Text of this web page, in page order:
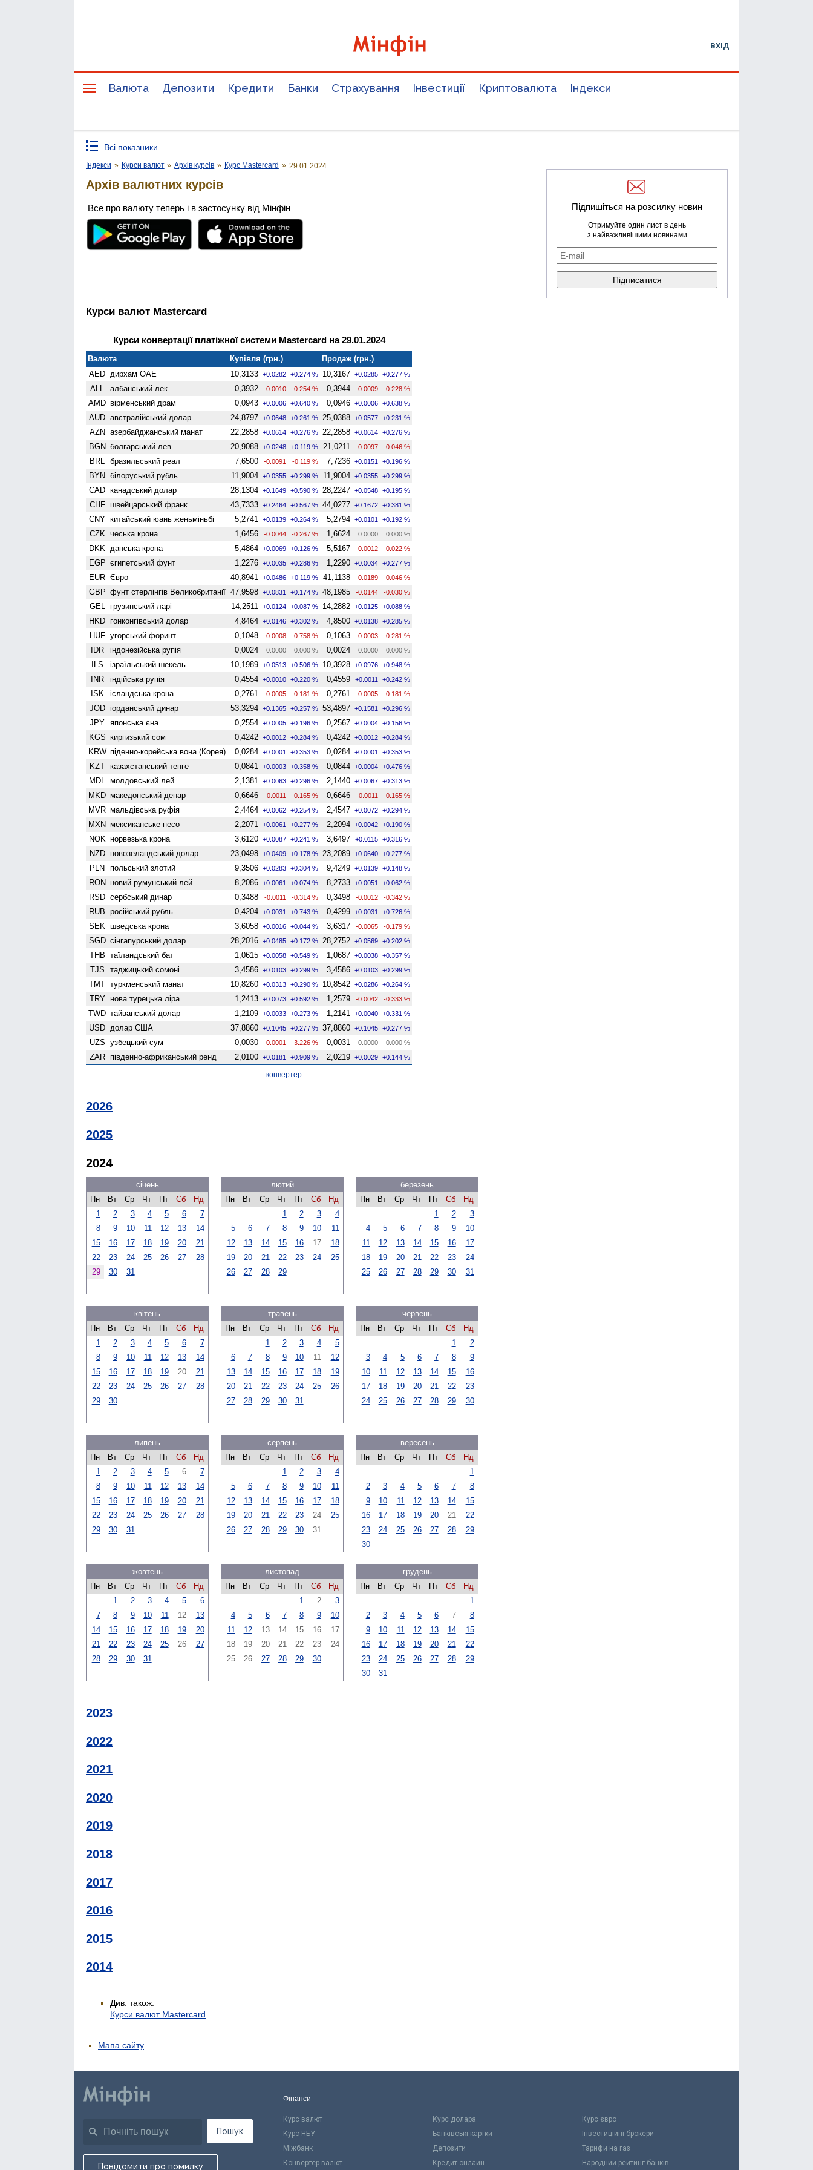
ВХІД
Валюта Депозити Кредити Банки Страхування Інвестиції Криптовалюта Індекси
Всі показники
Індекси » Курси валют » Архів курсів » Курс Mastercard » 29.01.2024
Архів валютних курсів
Все про валюту теперь і в застосунку від Мінфін
Курси валют Mastercard
Курси конвертації платіжної системи Mastercard на 29.01.2024
Валюта Купівля (грн.)
Продаж (грн.)
AED дирхам ОАЕ 10,3133 +0.0282 +0.274 % 10,3167 +0.0285 +0.277 %
ALL албанський лек 0,3932 -0.0010 -0.254 % 0,3944 -0.0009 -0.228 %
AMD вiрменський драм 0,0943 +0.0006 +0.640 % 0,0946 +0.0006 +0.638 %
AUD австралійський долар 24,8797 +0.0648 +0.261 % 25,0388 +0.0577 +0.231 %
AZN азербайджанський манат 22,2858 +0.0614 +0.276 % 22,2858 +0.0614 +0.276 %
BGN болгарський лев 20,9088 +0.0248 +0.119 % 21,0211 -0.0097 -0.046 %
BRL бразильський реал 7,6500 -0.0091 -0.119 % 7,7236 +0.0151 +0.196 %
BYN білоруський рубль 11,9004 +0.0355 +0.299 % 11,9004 +0.0355 +0.299 %
CAD канадський долар 28,1304 +0.1649 +0.590 % 28,2247 +0.0548 +0.195 %
CHF швейцарський франк 43,7333 +0.2464 +0.567 % 44,0277 +0.1672 +0.381 %
CNY китайський юань женьмiньбi 5,2741 +0.0139 +0.264 % 5,2794 +0.0101 +0.192 %
CZK чеська крона 1,6456 -0.0044 -0.267 % 1,6624 0.0000 0.000 %
DKK данська крона 5,4864 +0.0069 +0.126 % 5,5167 -0.0012 -0.022 %
EGP єгипетський фунт 1,2276 +0.0035 +0.286 % 1,2290 +0.0034 +0.277 %
EUR Євро 40,8941 +0.0486 +0.119 % 41,1138 -0.0189 -0.046 %
GBP фунт стерлінгів Велико­британії 47,9598 +0.0831 +0.174 % 48,1985 -0.0144 -0.030 %
GEL грузинський ларі 14,2511 +0.0124 +0.087 % 14,2882 +0.0125 +0.088 %
HKD гонконгівський долар 4,8464 +0.0146 +0.302 % 4,8500 +0.0138 +0.285 %
HUF угорський форинт 0,1048 -0.0008 -0.758 % 0,1063 -0.0003 -0.281 %
IDR індонезійська рупія 0,0024 0.0000 0.000 % 0,0024 0.0000 0.000 %
ILS ізраїльський шекель 10,1989 +0.0513 +0.506 % 10,3928 +0.0976 +0.948 %
INR індійська рупія 0,4554 +0.0010 +0.220 % 0,4559 +0.0011 +0.242 %
ISK ісландська крона 0,2761 -0.0005 -0.181 % 0,2761 -0.0005 -0.181 %
JOD іорданський динар 53,3294 +0.1365 +0.257 % 53,4897 +0.1581 +0.296 %
JPY японська єна 0,2554 +0.0005 +0.196 % 0,2567 +0.0004 +0.156 %
KGS киргизький сом 0,4242 +0.0012 +0.284 % 0,4242 +0.0012 +0.284 %
KRW піденно-корейська вона (Корея) 0,0284 +0.0001 +0.353 % 0,0284 +0.0001 +0.353 %
KZT казахстанський тенге 0,0841 +0.0003 +0.358 % 0,0844 +0.0004 +0.476 %
MDL молдовський лей 2,1381 +0.0063 +0.296 % 2,1440 +0.0067 +0.313 %
MKD македонський денар 0,6646 -0.0011 -0.165 % 0,6646 -0.0011 -0.165 %
MVR мальдівська руфія 2,4464 +0.0062 +0.254 % 2,4547 +0.0072 +0.294 %
MXN мексиканське песо 2,2071 +0.0061 +0.277 % 2,2094 +0.0042 +0.190 %
NOK норвезька крона 3,6120 +0.0087 +0.241 % 3,6497 +0.0115 +0.316 %
NZD ново­зеландський долар 23,0498 +0.0409 +0.178 % 23,2089 +0.0640 +0.277 %
PLN польський злотий 9,3506 +0.0283 +0.304 % 9,4249 +0.0139 +0.148 %
RON новий румунський лей 8,2086 +0.0061 +0.074 % 8,2733 +0.0051 +0.062 %
RSD сербський динар 0,3488 -0.0011 -0.314 % 0,3498 -0.0012 -0.342 %
RUB російський рубль 0,4204 +0.0031 +0.743 % 0,4299 +0.0031 +0.726 %
SEK шведська крона 3,6058 +0.0016 +0.044 % 3,6317 -0.0065 -0.179 %
SGD сінгапурський долар 28,2016 +0.0485 +0.172 % 28,2752 +0.0569 +0.202 %
THB таїландський бат 1,0615 +0.0058 +0.549 % 1,0687 +0.0038 +0.357 %
TJS таджицький сомоні 3,4586 +0.0103 +0.299 % 3,4586 +0.0103 +0.299 %
TMT туркменський манат 10,8260 +0.0313 +0.290 % 10,8542 +0.0286 +0.264 %
TRY нова турецька ліра 1,2413 +0.0073 +0.592 % 1,2579 -0.0042 -0.333 %
TWD тайванський долар 1,2109 +0.0033 +0.273 % 1,2141 +0.0040 +0.331 %
USD долар США 37,8860 +0.1045 +0.277 % 37,8860 +0.1045 +0.277 %
UZS узбецький сум 0,0030 -0.0001 -3.226 % 0,0031 0.0000 0.000 %
ZAR південно-африканський ренд 2,0100 +0.0181 +0.909 % 2,0219 +0.0029 +0.144 %
конвертер
2026
2025
2024
січень
Пн
Вт Ср Чт Пт Сб
Нд
1
2 3 4 5 6
7
8
9 10 11 12 13
14
15
16 17 18 19 20
21
22
23 24 25 26 27
28
29
30 31
лютий
Пн
Вт Ср Чт Пт Сб
Нд
1
2 3
4
5
6 7 8 9 10
11
12
13 14 15 16 17
18
19
20 21 22 23 24
25
26
27 28 29
березень
Пн
Вт Ср Чт Пт Сб
Нд
1
2
3
4
5 6 7 8 9
10
11
12 13 14 15 16
17
18
19 20 21 22 23
24
25
26 27 28 29 30 31
квітень
Пн
Вт Ср Чт Пт Сб
Нд
1
2 3 4 5 6
7
8
9 10 11 12 13
14
15
16 17 18 19 20
21
22
23 24 25 26 27
28
29
30
травень
Пн
Вт Ср Чт Пт Сб
Нд
1
2 3 4
5
6
7 8 9 10 11
12
13
14 15 16 17 18
19
20
21 22 23 24 25
26
27
28 29 30 31
червень
Пн
Вт Ср Чт Пт Сб
Нд
1
2
3
4 5 6 7 8
9
10
11 12 13 14 15
16
17
18 19 20 21 22
23
24
25 26 27 28 29 30
липень
Пн
Вт Ср Чт Пт Сб
Нд
1
2 3 4 5 6
7
8
9 10 11 12 13
14
15
16 17 18 19 20
21
22
23 24 25 26 27
28
29
30 31
серпень
Пн
Вт Ср Чт Пт Сб
Нд
1
2 3
4
5
6 7 8 9 10
11
12
13 14 15 16 17
18
19
20 21 22 23 24
25
26
27 28 29 30 31
вересень
Пн
Вт Ср Чт Пт Сб
Нд
1
2
3 4 5 6 7
8
9
10 11 12 13 14
15
16
17 18 19 20 21
22
23
24 25 26 27 28
29
30
жовтень
Пн
Вт Ср Чт Пт Сб
Нд
1
2 3 4 5
6
7
8 9 10 11 12
13
14
15 16 17 18 19
20
21
22 23 24 25 26
27
28
29 30 31
листопад
Пн
Вт Ср Чт Пт Сб
Нд
1
2
3
4
5 6 7 8 9
10
11
12 13 14 15 16
17
18
19 20 21 22 23
24
25
26 27 28 29 30
грудень
Пн
Вт Ср Чт Пт Сб
Нд
1
2
3 4 5 6 7
8
9
10 11 12 13 14
15
16
17 18 19 20 21
22
23
24 25 26 27 28
29
30
31
2023
2022
2021
2020
2019
2018
2017
2016
2015
2014
Див. також:
Курси валют Mastercard
Підпишіться на розсилку новин
Отримуйте один лист в день
з найважливішими новинами
Мапа сайту
Пошук
Повідомити про помилку
Фінанси
Курс валют Курс долара
Курс євро
Курс НБУ
Банківські картки
Інвестиційні брокери
Міжбанк
Депозити
Тарифи на газ
Конвертер валют
Кредит онлайн Народний рейтинг банків